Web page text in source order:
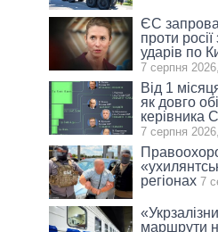
ЄС
проти
ударів по
7 серпня
Від 1
як довго
керівника
7 серпня
регіонах 7
маршрути